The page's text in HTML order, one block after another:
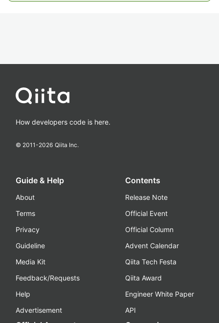
How developers code is here.
© 2011-2026 Qiita Inc.
Guide & Help
About
Terms
Privacy
Guideline
Media Kit
Feedback/Requests
Help
Advertisement
Contents
Release Note
Official Event
Official Column
Advent Calendar
Qiita Tech Festa
Qiita Award
Engineer White Paper
API